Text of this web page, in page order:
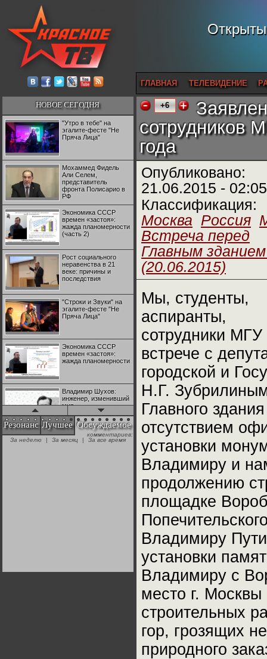
ГЛАВНАЯ ТЕЛЕВИДЕНИЕ
НОВОЕ СЕГОДНЯ
"Утро в тебе" на
эгалите-фесте "Не
Пряча Лица"
Мохаммед Фидель
Али Селем,
представитель
фронта Полисарио в
РФ
Экономика СССР
времен «застоя»:
жажда планомерности
(часть 2)
Рост социального
неравенства в 21
веке: причины и
последствия
"Строки и Звуки" на
эгалите-фесте "Не
Пряча Лица"
Экономика СССР
времен «застоя»:
жажда планомерности
Владимир Шухов:
инженер, изменивший
мир
"Аркадий Коц" на
эгалите-фесте "Не
Резонанс Лучшее Обсуждаемое
комментариев:
За неделю
| За месяц | За все время
+6
сотрудников
года
Опубликовано:
21.06.2015 - 02:05
Классификация:
Москва Россия
Встреча перед
Главным
(20.06.2015)
Мы, студенты,
аспиранты,
сотрудники
встрече с
городской и
Н.Г.
Главного
отсутствием
установки
Владимиру и
продолжению
площадке
Владимиру
установки
Владимиру с
место г.
строительных
гор, грозящих
природного